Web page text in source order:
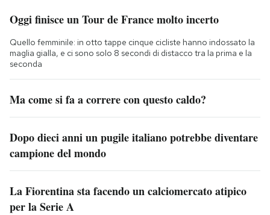
Oggi finisce un Tour de France molto incerto
Quello femminile: in otto tappe cinque cicliste hanno indossato la
maglia gialla, e ci sono solo 8 secondi di distacco tra la prima e la
seconda
Ma come si fa a correre con questo caldo?
Dopo dieci anni un pugile italiano potrebbe diventare
campione del mondo
La Fiorentina sta facendo un calciomercato atipico
per la Serie A